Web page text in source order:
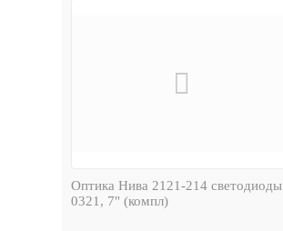
Оптика Нива 2121-214 светодиоды
0321, 7" (компл)